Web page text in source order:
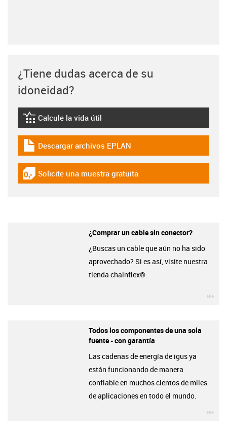
¿Tiene dudas acerca de su
idoneidad?
igus-icon-lebensdauerrechner
Calcule la vida útil
igus-icon-download-plan
Descargar archivos EPLAN
igus-icon-gratismuster
Solicite una muestra gratuita
¿Comprar un cable sin conector?
¿Buscas un cable que aún no ha sido
aprovechado? Si es así, visite nuestra
tienda chainflex®.
Todos los componentes de una sola
fuente - con garantía
Las cadenas de energía de igus ya
están funcionando de manera
confiable en muchos cientos de miles
de aplicaciones en todo el mundo.